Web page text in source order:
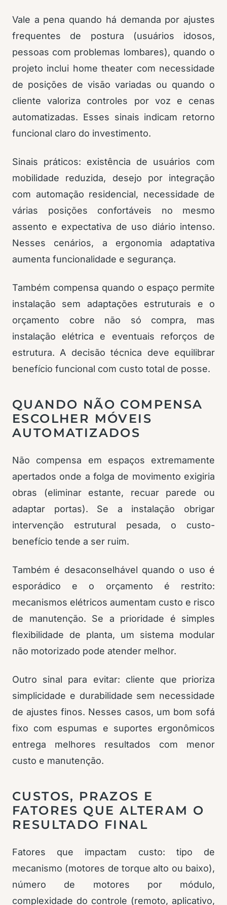
Vale a pena quando há demanda por ajustes
frequentes de postura (usuários idosos,
pessoas com problemas lombares), quando o
projeto inclui home theater com necessidade
de posições de visão variadas ou quando o
cliente valoriza controles por voz e cenas
automatizadas. Esses sinais indicam retorno
funcional claro do investimento.
Sinais práticos: existência de usuários com
mobilidade reduzida, desejo por integração
com automação residencial, necessidade de
várias posições confortáveis no mesmo
assento e expectativa de uso diário intenso.
Nesses cenários, a ergonomia adaptativa
aumenta funcionalidade e segurança.
Também compensa quando o espaço permite
instalação sem adaptações estruturais e o
orçamento cobre não só compra, mas
instalação elétrica e eventuais reforços de
estrutura. A decisão técnica deve equilibrar
benefício funcional com custo total de posse.
QUANDO NÃO COMPENSA
ESCOLHER MÓVEIS
AUTOMATIZADOS
Não compensa em espaços extremamente
apertados onde a folga de movimento exigiria
obras (eliminar estante, recuar parede ou
adaptar portas). Se a instalação obrigar
intervenção estrutural pesada, o custo-
benefício tende a ser ruim.
Também é desaconselhável quando o uso é
esporádico e o orçamento é restrito:
mecanismos elétricos aumentam custo e risco
de manutenção. Se a prioridade é simples
flexibilidade de planta, um sistema modular
não motorizado pode atender melhor.
Outro sinal para evitar: cliente que prioriza
simplicidade e durabilidade sem necessidade
de ajustes finos. Nesses casos, um bom sofá
fixo com espumas e suportes ergonômicos
entrega melhores resultados com menor
custo e manutenção.
CUSTOS, PRAZOS E
FATORES QUE ALTERAM O
RESULTADO FINAL
Fatores que impactam custo: tipo de
mecanismo (motores de torque alto ou baixo),
número de motores por módulo,
complexidade do controle (remoto, aplicativo,